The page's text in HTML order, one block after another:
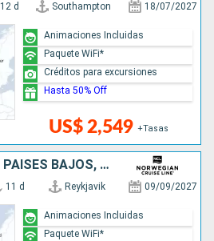
12 d Southampton 18/07/2027
US$ 2,549 +Tasas
Animaciones Incluidas
Paquete WiFi*
Créditos para excursiones
Hasta 50% Off
ISLANDIA, NORUEGA, PAISES BAJOS, BÉLGICA, REINO UNIDO
11 d Reykjavik 09/09/2027
Animaciones Incluidas
Paquete WiFi*